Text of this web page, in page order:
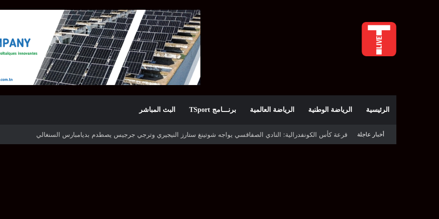
الرئيسية الرياضة الوطنية الرياضة العالمية برنـــامج TSport البث المباشر
أخبار عاجلة